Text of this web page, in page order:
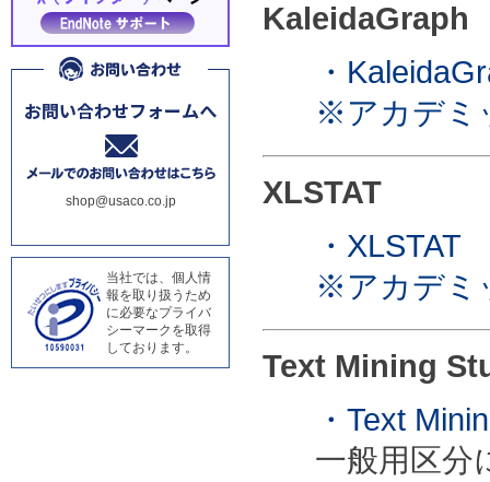
KaleidaGraph
・
※アカデミ
XLSTAT
・XLSTAT
※アカデミ
Text Mining
・Text
一般用区分
shop@usaco.co.jp
当社では、個人情
報を取り扱うため
に必要なプライバ
シーマークを取得
しております。